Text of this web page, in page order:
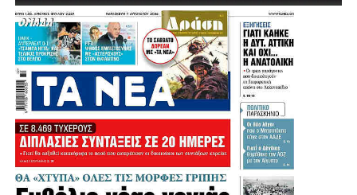
Πηγή: protothema
.
.